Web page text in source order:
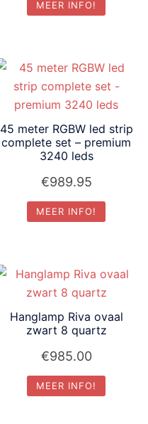
MEER INFO!
45 meter RGBW led strip
complete set – premium
3240 leds
€989.95
MEER INFO!
Hanglamp Riva ovaal
zwart 8 quartz
€985.00
MEER INFO!